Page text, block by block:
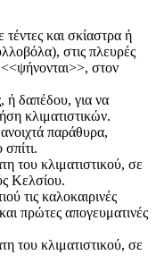
τέντες και σκίαστρα ή
στις πλευρές
στον
ή δαπέδου, για να
κλιματιστικών.
παράθυρα,
του κλιματιστικού, σε
Κελσίου.
τις καλοκαιρινές
πρώτες απογευματινές
του κλιματιστικού, σε